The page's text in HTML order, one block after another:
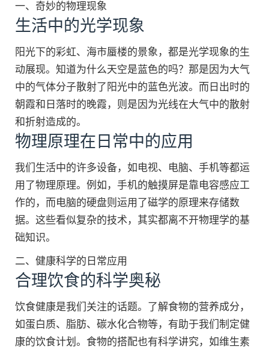
一、奇妙的物理现象
生活中的光学现象
阳光下的彩虹、海市蜃楼的景象，都是光学现象的生
动展现。知道为什么天空是蓝色的吗？那是因为大气
中的气体分子散射了阳光中的蓝色光波。而日出时的
朝霞和日落时的晚霞，则是因为光线在大气中的散射
和折射造成的。
物理原理在日常中的应用
我们生活中的许多设备，如电视、电脑、手机等都运
用了物理原理。例如，手机的触摸屏是靠电容感应工
作的，而电脑的硬盘则运用了磁学的原理来存储数
据。这些看似复杂的技术，其实都离不开物理学的基
础知识。
二、健康科学的日常应用
合理饮食的科学奥秘
饮食健康是我们关注的话题。了解食物的营养成分，
如蛋白质、脂肪、碳水化合物等，有助于我们制定健
康的饮食计划。食物的搭配也有科学讲究，如维生素